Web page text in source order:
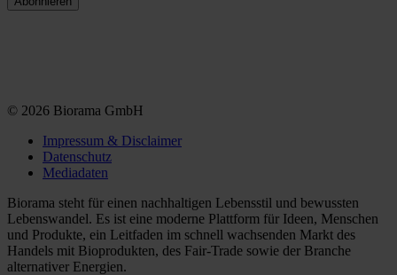
© 2026 Biorama GmbH
Impressum & Disclaimer
Datenschutz
Mediadaten
Biorama steht für einen nachhaltigen Lebensstil und bewussten
Lebenswandel. Es ist eine moderne Plattform für Ideen, Menschen
und Produkte, ein Leitfaden im schnell wachsenden Markt des
Handels mit Bioprodukten, des Fair-Trade sowie der Branche
alternativer Energien.